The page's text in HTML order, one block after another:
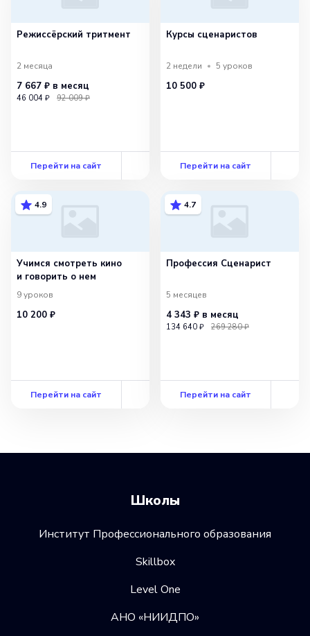
Режиссёрский тритмент
2 месяца
7 667 ₽ в месяц
46 004 ₽ 92 009 ₽
Перейти на сайт
Курсы сценаристов
2 недели 5 уроков
10 500 ₽
Перейти на сайт
4.9
Учимся смотреть кино
и говорить о нем
9уроков
10 200 ₽
Перейти на сайт
4.7
Профессия Сценарист
5 месяцев
4 343 ₽ в месяц
134 640 ₽ 269 280 ₽
Перейти на сайт
Школы
Институт Профессионального образования
Skillbox
Level One
АНО «НИИДПО»